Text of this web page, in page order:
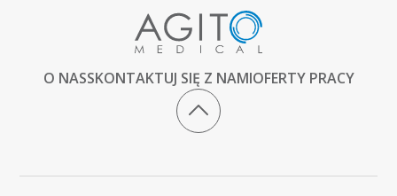
O NASSKONTAKTUJ SIĘ Z NAMIOFERTY PRACY